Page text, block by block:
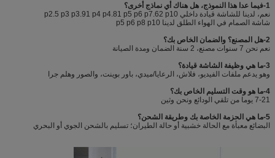
1-فيما عدا هذا النموذج، هل هناك أي نماذج أخرى؟
نعم، لدينا للشاشة قيادة داخلي p2.5 p3 p3.91 p4 p4.81 p5 p6 p7.62 p10
شاشة الصمام في الهواء الطلق لدينا p5 p6 p8 p10
2-هل المصنع؟ والضمان الخاص بك؟
نعم نحن 7 سنوات مصنع، 2 سنة الضمان ومدة الصيانة
3-ما هي وظيفة الشاشة قيادة؟
وهو يدعم ملفات الفيديو، فلاش، الرعايا/ميدي، باور بوينت، والصور وهلم جرا
4-ما هو وقت التسليم الخاص بك؟
7-21 يوما من تلقي الودائع ونحن وثين
5-ما هي الحزمة الخاصة بك وطريقة الشحن؟
البضائع معبأة مع الحالة خشبية أو حالة الطيران؛ تسليم بالشحن الجوي أو البحري